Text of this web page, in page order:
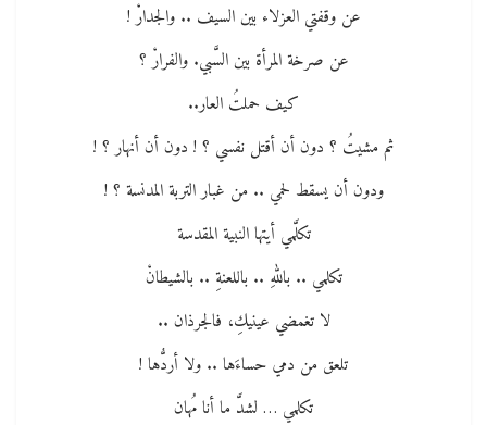
عن وقفتي العزلاء بين السيف .. والجدارْ !
عن صرخة المرأة بين السَّبي. والفرارْ ؟
كيف حملتُ العار..
ثم مشيتُ ؟ دون أن أقتل نفسي ؟ ! دون أن أنهار ؟ !
ودون أن يسقط لحمي .. من غبار التربة المدنسة ؟ !
تكلَّمي أيتها النبية المقدسة
تكلمي .. باللهِ .. باللعنةِ .. بالشيطانْ
لا تغمضي عينيكِ، فالجرذان ..
تلعق من دمي حساءَها .. ولا أردُّها !
تكلمي … لشدَّ ما أنا مُهان